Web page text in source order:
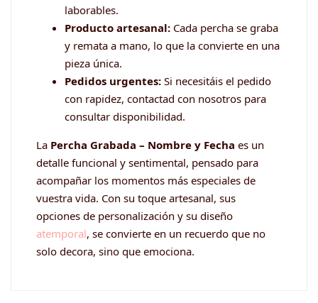
laborables.
Producto artesanal: Cada percha se graba
y remata a mano, lo que la convierte en una
pieza única.
Pedidos urgentes: Si necesitáis el pedido
con rapidez, contactad con nosotros para
consultar disponibilidad.
La Percha Grabada – Nombre y Fecha es un
detalle funcional y sentimental, pensado para
acompañar los momentos más especiales de
vuestra vida. Con su toque artesanal, sus
opciones de personalización y su diseño
atemporal, se convierte en un recuerdo que no
solo decora, sino que emociona.